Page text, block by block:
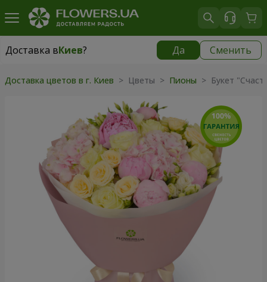
Доставка вКиев? Да Сменить
Доставка вКиев
Доставка цветов в г. Киев > Цветы > Пионы > Букет